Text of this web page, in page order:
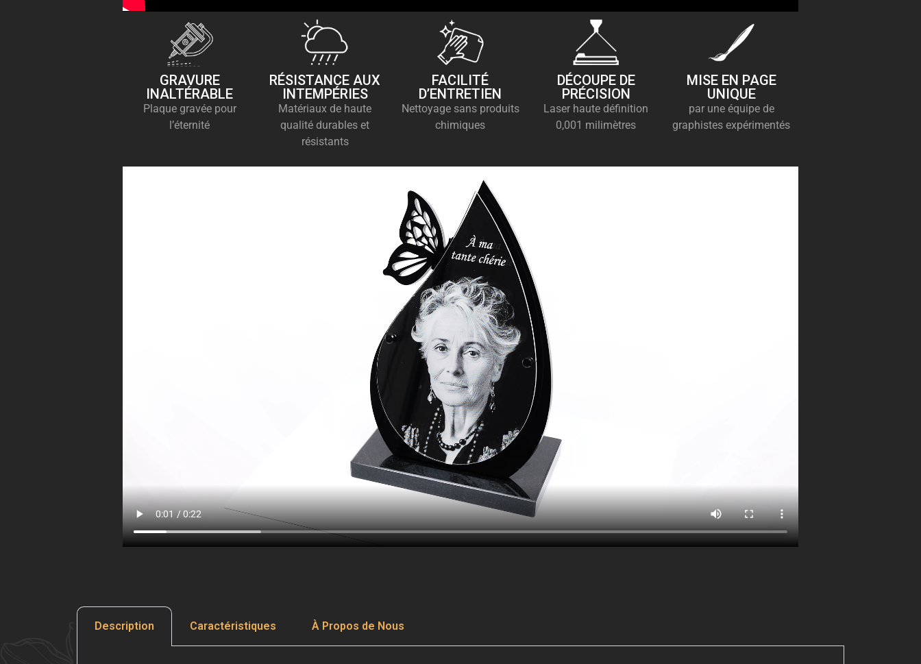
GRAVURE
INALTÉRABLE
Plaque gravée pour
l’éternité
RÉSISTANCE AUX
INTEMPÉRIES
Matériaux de haute
qualité durables et
résistants
FACILITÉ
D’ENTRETIEN
Nettoyage sans produits
chimiques
DÉCOUPE DE
PRÉCISION
Laser haute définition
0,001 milimètres
MISE EN PAGE
UNIQUE
par une équipe de
graphistes expérimentés
Description Caractéristiques À Propos de Nous